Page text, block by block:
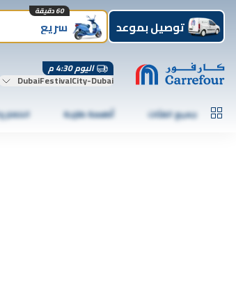
توصيل بموعد سريع
60 دقيقة
اليوم 4:30 م
DubaiFestivalCity-Dubai
جميع الفئات أطعمة طازجة الخضار